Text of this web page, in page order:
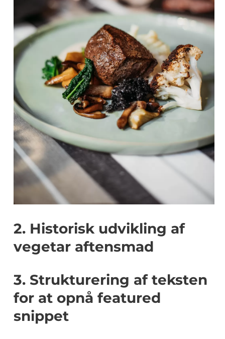
2. Historisk udvikling af
vegetar aftensmad
3. Strukturering af teksten
for at opnå featured
snippet